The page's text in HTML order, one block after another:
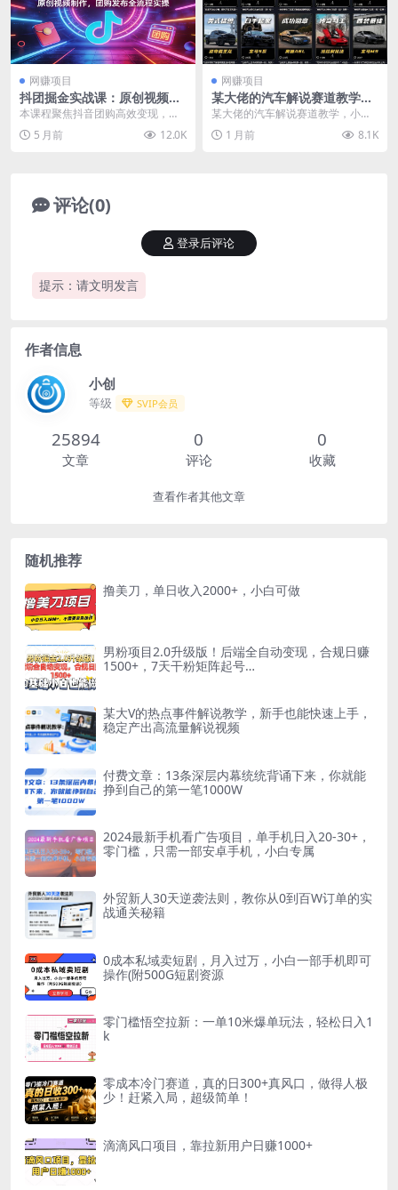
网赚项目
抖团掘金实战课：原创视频制
作，团购发布全流程实操
本课程聚焦抖音团购高效变现，摆
脱基础玩法局限，从内容制作到落
地执行全维度赋能。核...
5 月前 12.0K
网赚项目
某大佬的汽车解说赛道教学，
小白零基础吃透伙伴计划、精
选开通规则、独家签约，叠加
三重收益放大副业收入
某大佬的汽车解说赛道教学，小白
零基础吃透伙伴计划、精选开通规
则、独家签约，叠加三...
1 月前 8.1K
评论(0)
提示：请文明发言
登录后评论
作者信息
小创
等级 SVIP会员
25894
文章
0
评论
0
收藏
查看作者其他文章
随机推荐
撸美刀，单日收入2000+，小白可做
男粉项目2.0升级版！后端全自动变现，合规日赚
1500+，7天干粉矩阵起号…
某大V的热点事件解说教学，新手也能快速上手，
稳定产出高流量解说视频
付费文章：13条深层内幕统统背诵下来，你就能
挣到自己的第一笔1000W
2024最新手机看广告项目，单手机日入20-30+，
零门槛，只需一部安卓手机，小白专属
外贸新人30天逆袭法则，教你从0到百W订单的实
战通关秘籍
0成本私域卖短剧，月入过万，小白一部手机即可
操作(附500G短剧资源
零门槛悟空拉新：一单10米爆单玩法，轻松日入1
k
零成本冷门赛道，真的日300+真风口，做得人极
少！赶紧入局，超级简单！
滴滴风口项目，靠拉新用户日赚1000+